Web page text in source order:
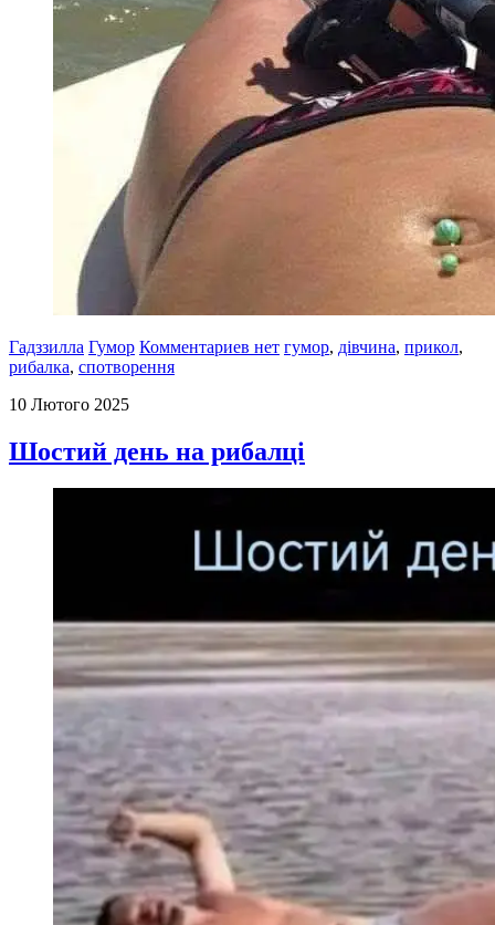
Гадззилла Гумор Комментариев нет гумор, дівчина, прикол,
рибалка, спотворення
10 Лютого 2025
Шостий день на рибалці